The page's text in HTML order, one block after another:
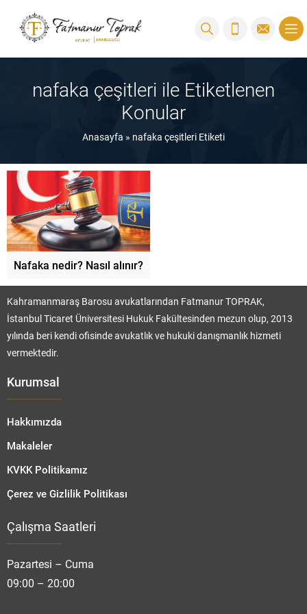
nafaka çeşitleri ile Etiketlenen
Konular
Anasayfa » nafaka çeşitleri Etiketi
Nafaka nedir? Nasıl alınır?
Kahramanmaraş Barosu avukatlarından Fatmanur TOPRAK,
İstanbul Ticaret Üniversitesi Hukuk Fakültesinden mezun olup, 2013
yılında beri kendi ofisinde avukatlık ve hukuki danışmanlık hizmeti
vermektedir.
Kurumsal
Hakkımızda
Makaleler
KVKK Politikamız
Çerez ve Gizlilik Politikası
Çalışma Saatleri
Pazartesi – Cuma
09:00 – 20:00